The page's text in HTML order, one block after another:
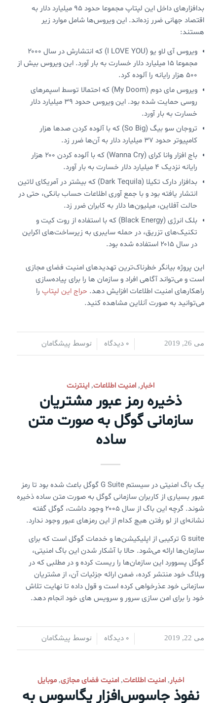
بدافزارهای داخل این لپتاپ مجموعا حدود ۹۵ میلیارد دلار به
اقتصاد جهانی ضرر زده‌اند. این ویروس‌ها شامل موارد زیر
هستند:
ویروس آی لاو یو (I LOVE YOU) که انتشارش در سال ۲۰۰۰
مجموعا ۱۵ میلیارد دلار خسارت به بار آورد. این ویروس بیش از
۵۰۰ هزار رایانه را آلوده کرد.
ویروس مای دوم (My Doom) که احتمالا توسط اسپمرهای
روسی حمایت شده بود. این ویروس حدود ۳۹ میلیارد دلار
خسارت به بار آورد.
تروجان سو بیگ (So Big) که با آلوده کردن صدها هزار
کامپیوتر حدود ۳۷ میلیارد دلار به آن‌ها ضرر زد.
باج افزار وانا کرای (Wanna Cry) که با آلوده کردن ۲۰۰ هزار
رایانه نزدیک ۴ میلیارد دلار خسارت به بار آورد.
بدافزار دارک تکیلا (Dark Tequila) که بیشتر در آمریکای لاتین
انتشار یافته بود و با جمع آوری اطلاعات حساب بانکی، حتی در
حالت آفلاین، میلیون‌ها دلار به کابران ضرر زد.
بلک انرژی (Black Energy) که با استفاده از روت کیت و
تکنیک‌های تزریق، در حمله سایبری به زیرساخت‌های اکراین
در سال ۲۰۱۵ استفاده شده بود.
این پروژه بیانگر خطرناک‌ترین تهدیدهای امنیت فضای مجازی
است و می‌تواند آگاهی افراد و سازمان‌ ها را برای پیاده‌سازی
راهکارهای امنیت اطلاعات افزایش دهد. حراج این لپتاپرا
می‌توانید به صورت آنلاین مشاهده کنید.
می 26, 2019 / 0 دیدگاه/ توسط پیشگامان
اخبار, امنیت اطلاعات, اینترنت
ذخیره رمز عبور مشتریان
سازمانی گوگل به صورت متن
ساده
یک باگ امنیتی در سیستم G Suite گوگل باعث شده بود تا رمز
عبور بسیاری از کاربران سازمانی گوگل به صورت متن ساده ذخیره
شوند. گرچه این باگ از سال ۲۰۰۵ وجود داشت، گوگل گفته
نشانه‌ای از لو رفتن هیچ کدام از این رمزهای عبور وجود ندارد.
G suite ترکیبی از اپلیکیشن‌ها و خدمات گوگل است که برای
سازمان‌ها ارائه می‌شود. حالا با آشکار شدن این باگ امنیتی،
گوگل پسوورد این سازمان‌ها را ریست کرده و در مطلبی که در
وبلاگ خود منتشر کرده، ضمن ارائه جزئیات آن، از مشتریان
سازمانی خود عذرخواهی کرده است و قول داده تا نهایت تلاش
خود را برای امن سازی سرور و سرویس های خود انجام دهد.
می 22, 2019 / 0 دیدگاه/ توسط پیشگامان
اخبار,امنیت اطلاعات,امنیت فضای مجازی,موبایل
نفوذ جاسوس‌افزار پگاسوس به